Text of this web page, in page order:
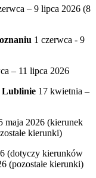
– 9 lipca 2026 (8
1 czerwca - 9
– 11 lipca 2026
Lublinie 17 kwietnia –
maja 2026 (kierunek
kierunki)
(dotyczy kierunków
(pozostałe kierunki)